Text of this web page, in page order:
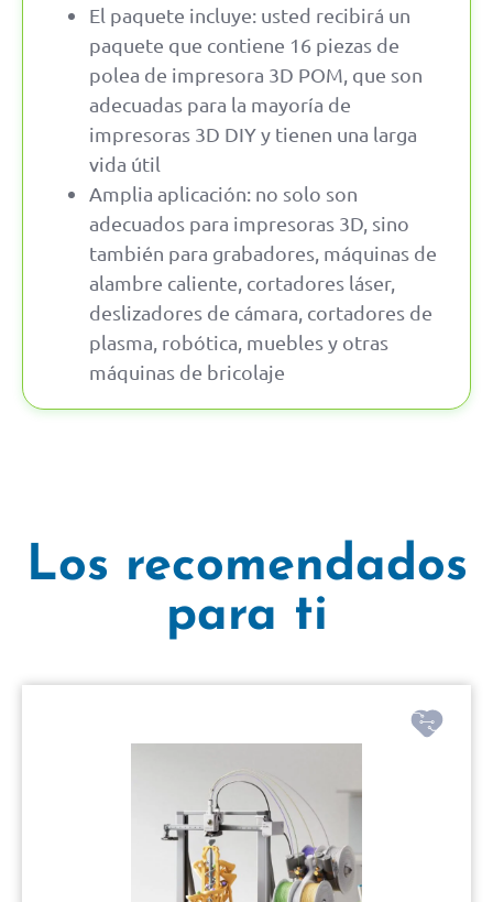
El paquete incluye: usted recibirá un
paquete que contiene 16 piezas de
polea de impresora 3D POM, que son
adecuadas para la mayoría de
impresoras 3D DIY y tienen una larga
vida útil
Amplia aplicación: no solo son
adecuados para impresoras 3D, sino
también para grabadores, máquinas de
alambre caliente, cortadores láser,
deslizadores de cámara, cortadores de
plasma, robótica, muebles y otras
máquinas de bricolaje
Los recomendados
para ti